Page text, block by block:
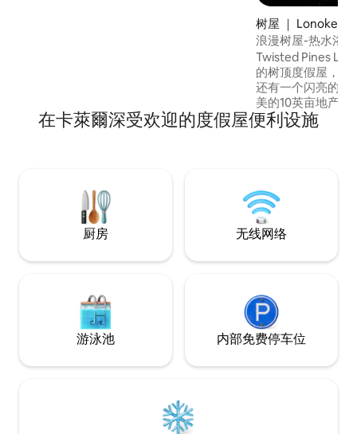
树屋 ｜ Lonoke
浪漫树屋-热水浴
Twisted Pines
的树顶度假屋，可
还有一个闪亮的喷
美的10英亩地产
到，可保障隐私，
受深水浴缸、加热
难忘的度假体验。
的情侣。
在卡萊爾深受欢迎的度假屋便利设施
厨房 无线网络
游泳池 内部免费停车位